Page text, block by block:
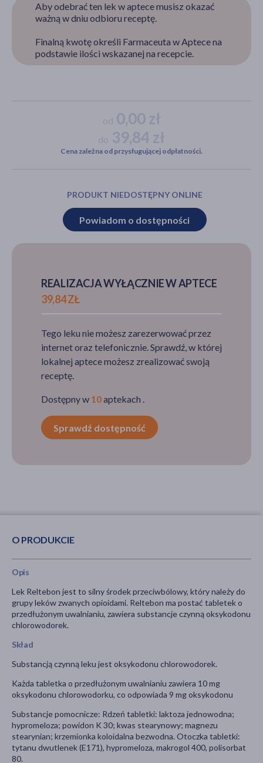
Aby odebrać ten lek w aptece musisz okazać
ważną w dniu odbioru receptę.
Finalną kwotę określi Farmaceuta w Aptece na
podstawie ilości wskazanej na recepcie.
od 0,00 zł
do 39,84 zł
Cena zależna od przysługującej odpłatności.
PRODUKT NIEDOSTĘPNY ONLINE
Powiadom o dostępności
REALIZACJA WYŁĄCZNIE W APTECE
39,84 ZŁ
Tego leku nie możesz zarezerwować przez
internet oraz telefonicznie. Sprawdź, w której
lokalnej aptece możesz zrealizować swoją
receptę.
Dostępny w 10aptekach .
Sprawdź dostępność
O PRODUKCIE
Opis
Lek Reltebon jest to silny środek przeciwbólowy, który należy do
grupy leków zwanych opioidami. Reltebon ma postać tabletek o
przedłużonym uwalnianiu, zawiera substancje czynną oksykodonu
chlorowodorek.
Skład
Substancją czynną leku jest oksykodonu chlorowodorek.
Każda tabletka o przedłużonym uwalnianiu zawiera 10 mg
oksykodonu chlorowodorku, co odpowiada 9 mg oksykodonu
Substancje pomocnicze: Rdzeń tabletki: laktoza jednowodna;
hypromeloza; powidon K 30; kwas stearynowy; magnezu
stearynian; krzemionka koloidalna bezwodna. Otoczka tabletki:
tytanu dwutlenek (E171), hypromeloza, makrogol 400, polisorbat
80.